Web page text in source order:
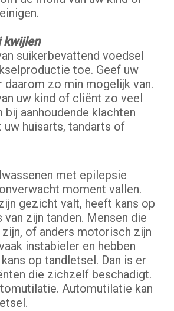
kwijlen
suikerbevattend voedsel
toe. Geef uw
zo min mogelijk van.
uw kind of cliënt zo veel
bij aanhoudende klachten
huisarts, tandarts of
met epilepsie
moment vallen.
gezicht valt, heeft kans op
zijn tanden. Mensen die
of anders motorisch zijn
instabieler en hebben
op tandletsel. Dan is er
die zichzelf beschadigt.
Automutilatie kan